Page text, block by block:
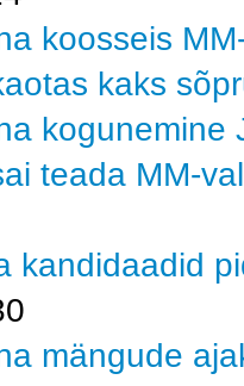
koosseis
kaks
kogunemine
teada MM-
kandidaadid
mängude